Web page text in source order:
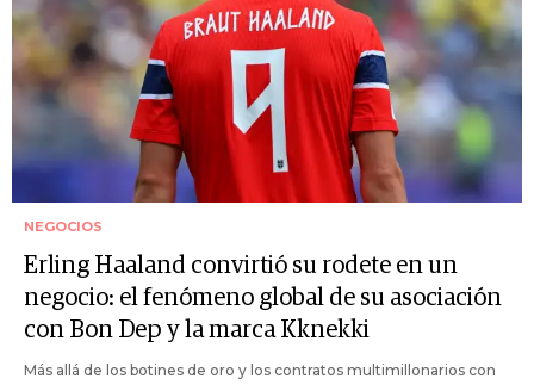
NEGOCIOS
Erling Haaland convirtió su rodete en un
negocio: el fenómeno global de su asociación
con Bon Dep y la marca Kknekki
Más allá de los botines de oro y los contratos multimillonarios con